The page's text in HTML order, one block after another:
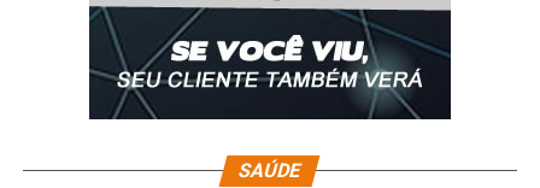
SAÚDE